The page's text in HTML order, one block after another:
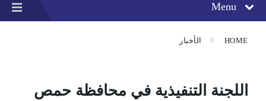
Menu
HOME الأخبار
اللجنة التنفيذية في محافظة حمص